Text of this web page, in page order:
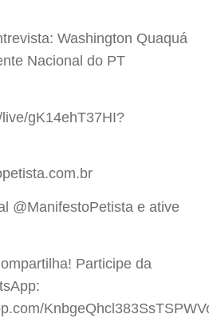
Washington Quaquá
Nacional do PT
gK14ehT37HI?
@ManifestoPetista e ative
Participe da